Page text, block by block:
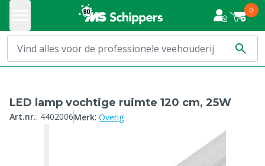
0
LED lamp vochtige ruimte 120 cm, 25W
Art.nr.: 4402006Merk: Overig